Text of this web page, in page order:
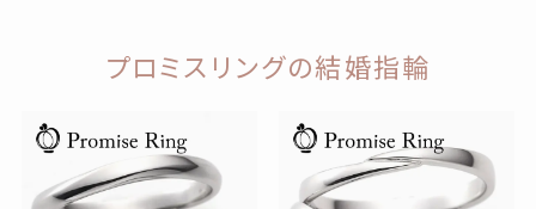
プロミスリングの結婚指輪